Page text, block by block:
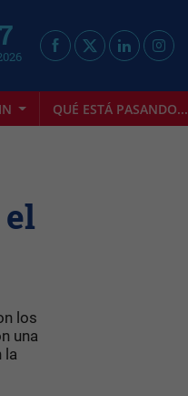
QUÉ ESTÁ PASANDO...
los
una
la